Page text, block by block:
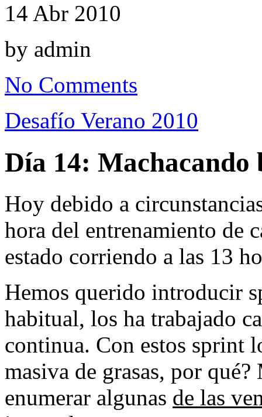
14 Abr 2010
by admin
No Comments
Desafío Verano 2010
Día 14: Machacando
Hoy debido a
hora del entrenamiento de
estado corriendo a las 13
Hemos querido introducir
habitual, los ha trabajado
continua. Con estos sprint
masiva de grasas, por
enumerar algunas de las